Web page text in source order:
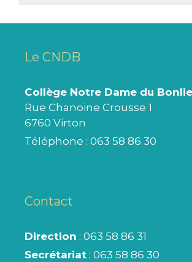
Le CNDB
Collège Notre Dame du
Rue Chanoine Crousse 1
6760 Virton
Téléphone : 063 58 86 30
Contact
Direction : 063 58 86 31
Secrétariat : 063 58 86 30